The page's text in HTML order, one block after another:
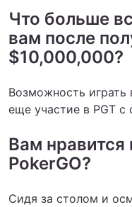
Что больше
вам после
$10,000,000?
Возможность играть
еще участие в PGT с
Вам нравится
PokerGO?
Сидя за столом и